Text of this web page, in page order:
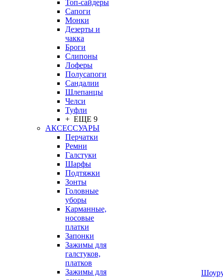
Топ-сайдеры
Сапоги
Монки
Дезерты и
чакка
Броги
Слипоны
Лоферы
Полусапоги
Сандалии
Шлепанцы
Челси
Туфли
+ ЕЩЕ 9
АКСЕССУАРЫ
Перчатки
Ремни
Галстуки
Шарфы
Подтяжки
Зонты
Головные
уборы
Карманные,
носовые
платки
Запонки
Зажимы для
галстуков,
платков
Зажимы для